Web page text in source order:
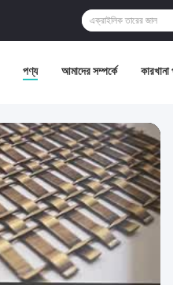
পণ্য আমাদের সম্পর্কে কারখানা